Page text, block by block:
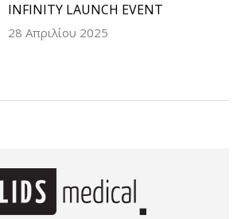
INFINITY LAUNCH EVENT
28 Απριλίου 2025